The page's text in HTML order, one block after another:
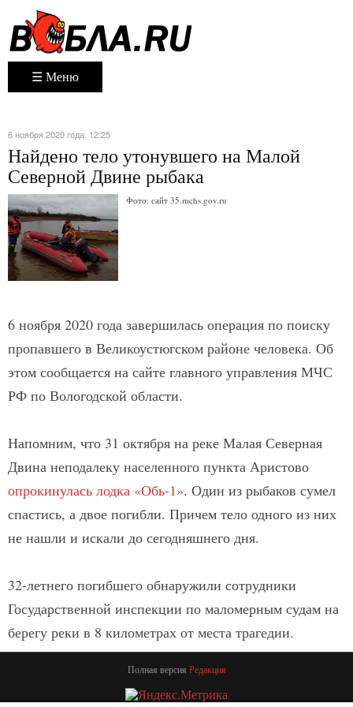
☰ Меню
6 ноября 2020 года. 12:25
Найдено тело утонувшего на Малой
Северной Двине рыбака
Фото: сайт 35.mchs.gov.ru
6 ноября 2020 года завершилась операция по поиску
пропавшего в Великоустюгском районе человека. Об
этом сообщается на сайте главного управления МЧС
РФ по Вологодской области.
Напомним, что 31 октября на реке Малая Северная
Двина неподалеку населенного пункта Аристово
опрокинулась лодка «Обь-1». Один из рыбаков сумел
спастись, а двое погибли. Причем тело одного из них
не нашли и искали до сегодняшнего дня.
32-летнего погибшего обнаружили сотрудники
Государственной инспекции по маломерным судам на
берегу реки в 8 километрах от места трагедии.
Полная версия Редакция